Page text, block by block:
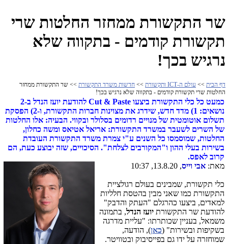
שר התקשורת ממחזר החלטות שרי
תקשורת קודמים - בתקווה שלא
נרגיש בכך!
דף הבית >> עולם ה-ICT ותקשורת >> חדשות משרד התקשורת >> שר התקשורת ממחזר
החלטות שרי תקשורת קודמים - בתקווה שלא נרגיש בכך!
כמעט כל כלי התקשורת ביצעו Cut & Paste להודעת יועז הנדל ב-2
נושאים: 1) מדד חדש, שידרג את מצוינות חברות התקשורת, ו-2) הפסקת
תשלום אוטומטית של מנויים רדומים בסלולר ובקווי. הבעיה: אלו החלטות
של השרים לשעבר במשרד התקשורת: אריאל אטיאס ומשה כחלון,
החלטות, שמוסמסו כל השנים ע"י צמרת משרד התקשורת העובדת
בשירות בעלי ההון ו"המקורבים לצלחת". הסיכויים, שזה יבוצע כעת, הם
קרוב לאפס.
מאת: אבי וייס, 13.8.20, 10:37
כלי תקשורת, שמבינים בעולם רגולציית
התקשורת כמו שאני מבין בהטסת חלליות
למאדים, ביצעו כהרגלם "העתק והדבק"
להודעת שר התקשורת יועז הנדל, בתמונה
משמאל, בעניין שכותרתו: "עליית מדרגה
בשקיפות ובשירות" (כאן), הודעה,
שמוחזרה על ידו גם בפייסיבוק ובטוויטר.